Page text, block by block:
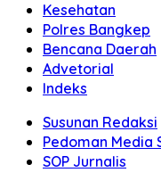
Kesehatan
Polres Bangkep
Bencana Daerah
Advetorial
Indeks
Susunan Redaksi
Pedoman Media
SOP Jurnalis